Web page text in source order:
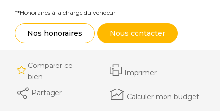
**Honoraires à la charge du vendeur
Nos honoraires Nous contacter
Comparer ce
bien
Imprimer
Partager Calculer mon budget